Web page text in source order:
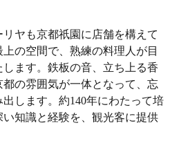
ヤも京都祇園に店舗を構えて
の空間で、熟練の料理人が目
ます。鉄板の音、立ち上る香
の雰囲気が一体となって、忘
します。約140年にわたって培
知識と経験を、観光客に提供